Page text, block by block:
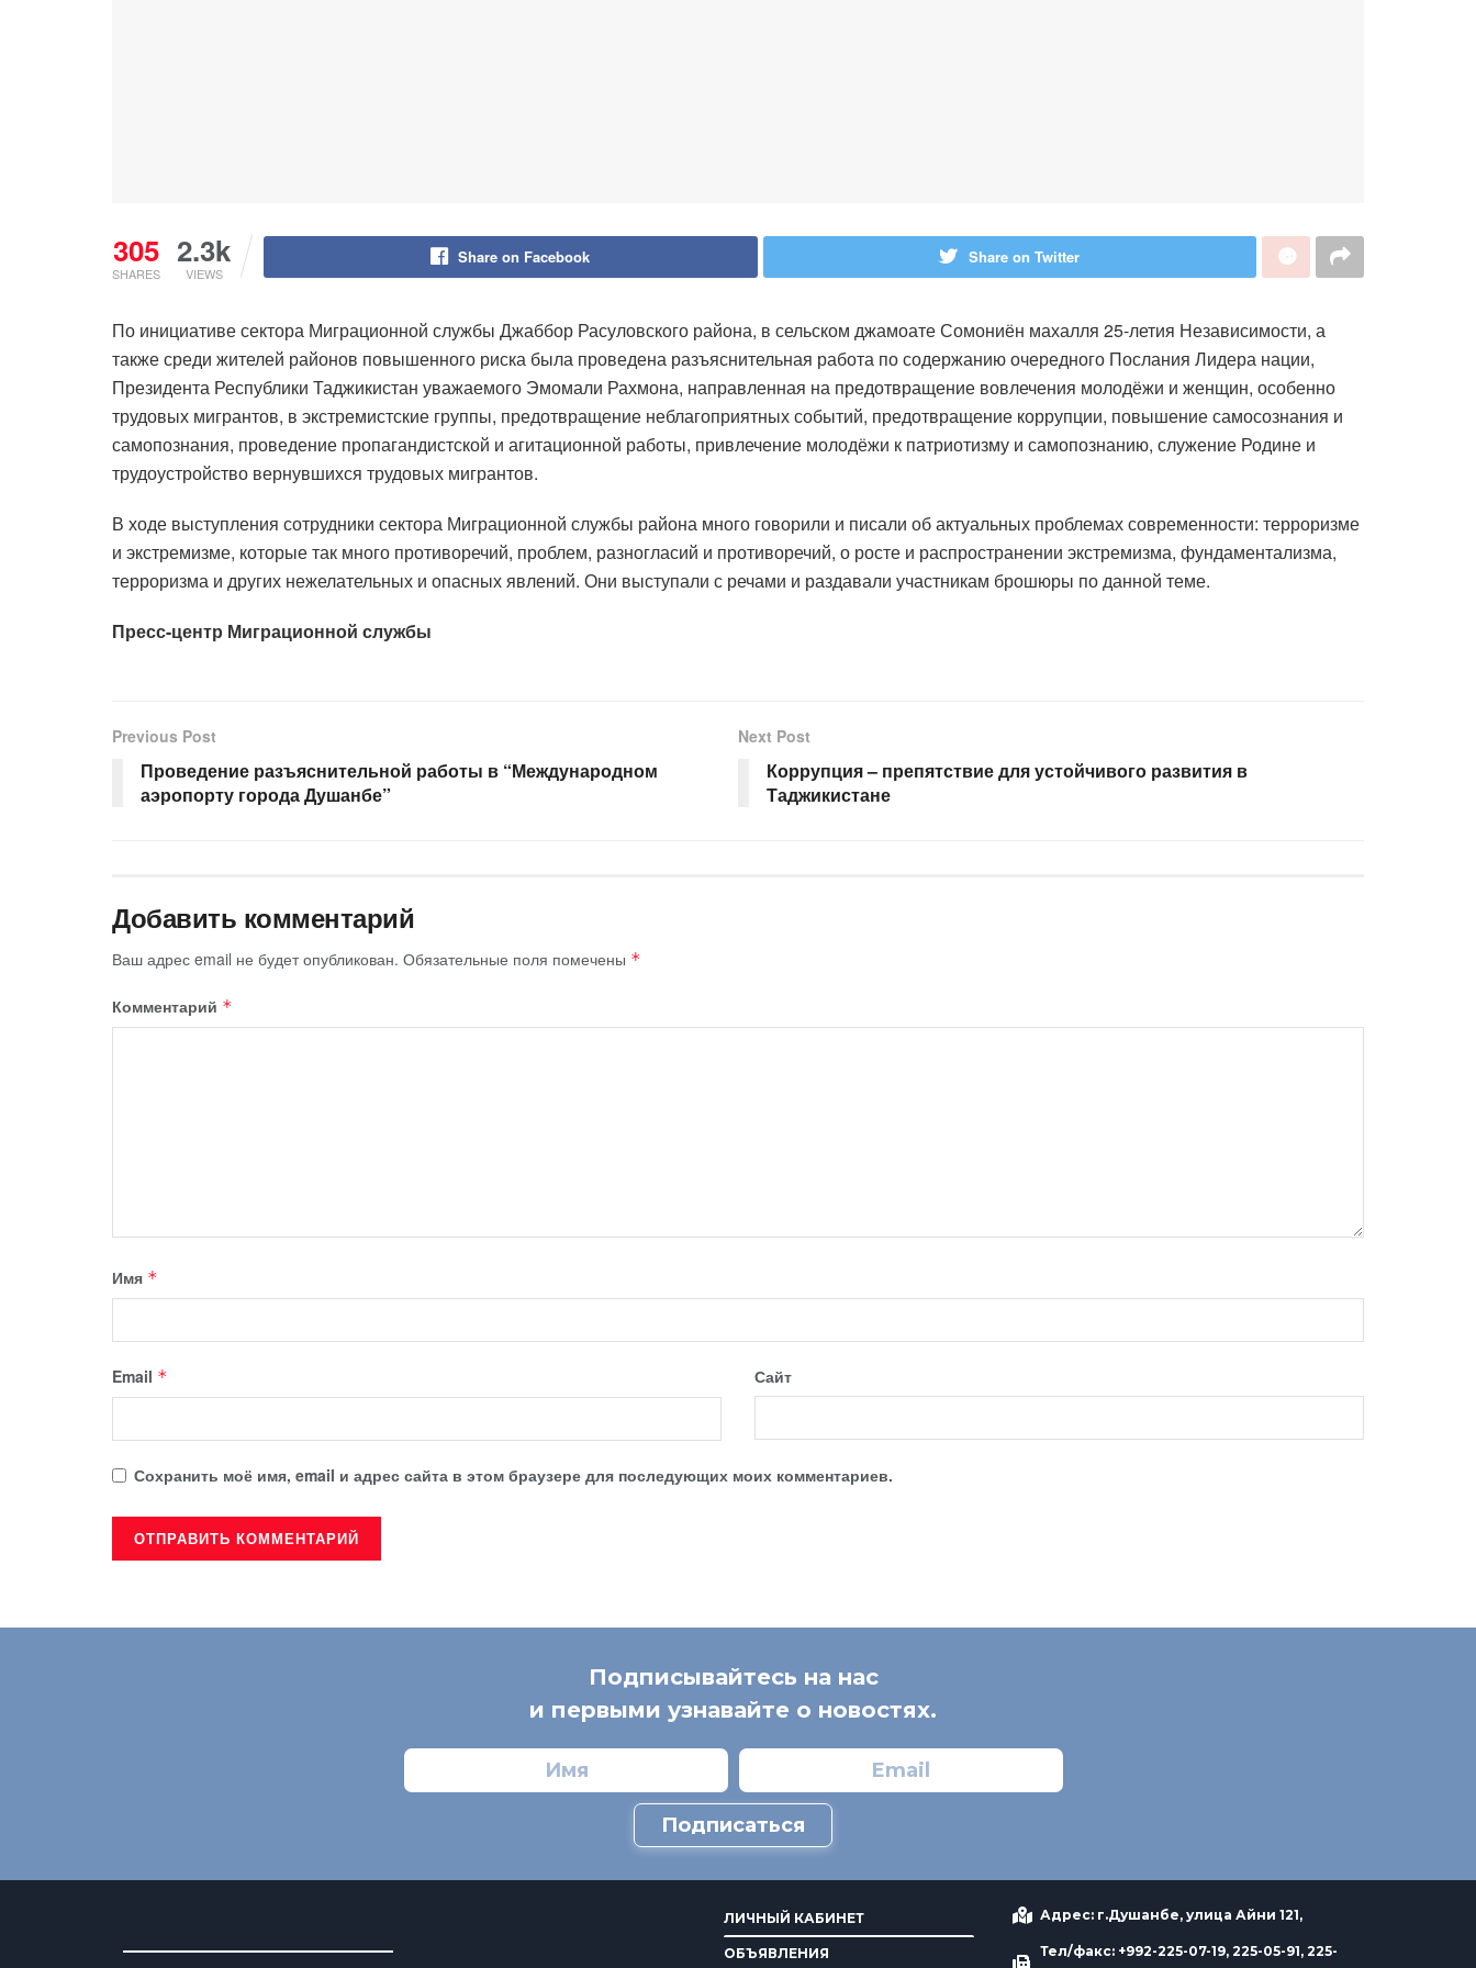
305
SHARES
2.3k
VIEWS
Share on Facebook Share on Twitter
По инициативе сектора Миграционной службы Джаббор Расуловского района, в сельском джамоате Сомониён махалля 25-летия Независимости, а
также среди жителей районов повышенного риска была проведена разъяснительная работа по содержанию очередного Послания Лидера нации,
Президента Республики Таджикистан уважаемого Эмомали Рахмона, направленная на предотвращение вовлечения молодёжи и женщин, особенно
трудовых мигрантов, в экстремистские группы, предотвращение неблагоприятных событий, предотвращение коррупции, повышение самосознания и
самопознания, проведение пропагандистской и агитационной работы, привлечение молодёжи к патриотизму и самопознанию, служение Родине и
трудоустройство вернувшихся трудовых мигрантов.
В ходе выступления сотрудники сектора Миграционной службы района много говорили и писали об актуальных проблемах современности: терроризме
и экстремизме, которые так много противоречий, проблем, разногласий и противоречий, о росте и распространении экстремизма, фундаментализма,
терроризма и других нежелательных и опасных явлений. Они выступали с речами и раздавали участникам брошюры по данной теме.
Пресс-центр Миграционной службы
Previous Post
Проведение разъяснительной работы в “Международном
аэропорту города Душанбе”
Next Post
Коррупция – препятствие для устойчивого развития в
Таджикистане
Добавить комментарий
Ваш адрес email не будет опубликован. Обязательные поля помечены *
Комментарий *
Имя *
Email * Сайт
Сохранить моё имя, email и адрес сайта в этом браузере для последующих моих комментариев.
Подписывайтесь на нас
и первыми узнавайте о новостях.
Подписаться
ЛИЧНЫЙ КАБИНЕТ
ОБЪЯВЛЕНИЯ
Адрес: г.Душанбе, улица Айни 121,
Тел/факс: +992-225-07-19, 225-05-91, 225-